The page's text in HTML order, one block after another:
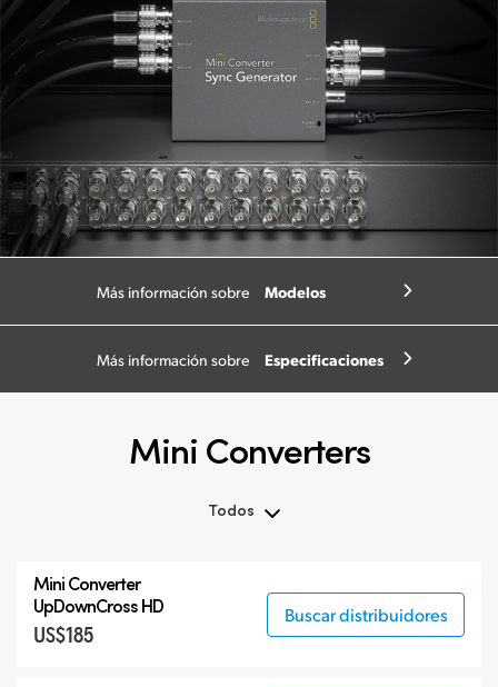
Más información sobre Modelos
Más información sobre Especificaciones
Mini Converters
Todos
3G-SDI Mini Converters
6G-SDI Mini Converters
Mini Converter
UpDownCross HD
US$185
Buscar distribuidores